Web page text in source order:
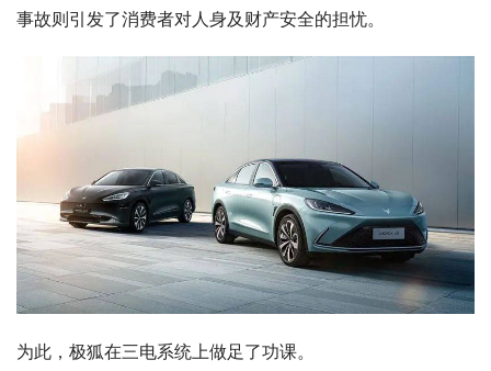
事故则引发了消费者对人身及财产安全的担忧。
为此，极狐在三电系统上做足了功课。